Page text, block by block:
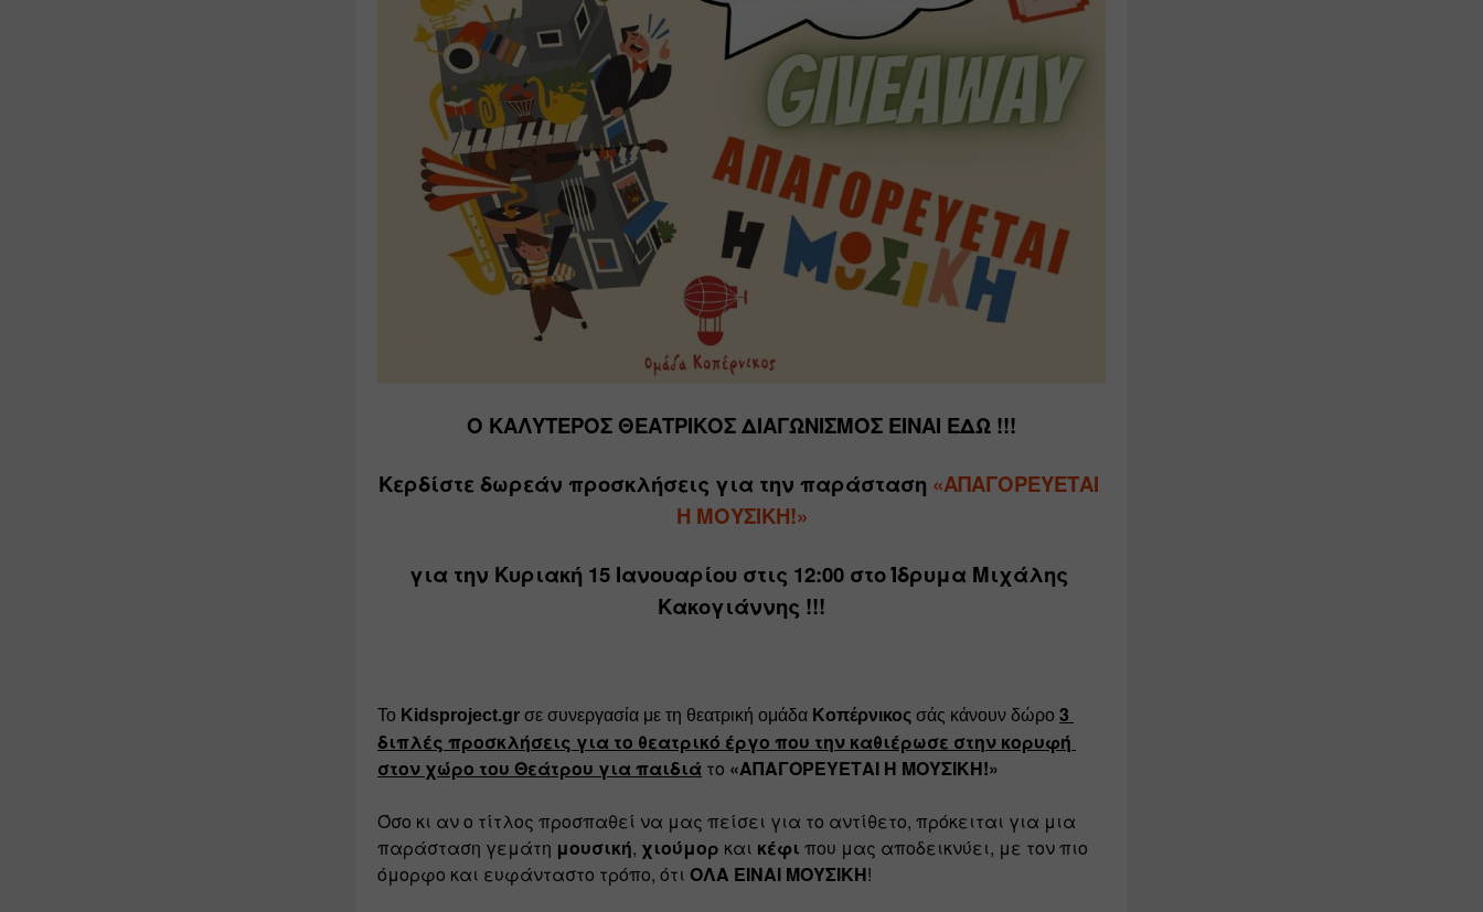
Ο ΚΑΛΥΤΕΡΟΣ ΘΕΑΤΡΙΚΟΣ ΔΙΑΓΩΝΙΣΜΟΣ ΕΙΝΑΙ ΕΔΩ !!!
Κερδίστε δωρεάν προσκλήσεις για την παράσταση «ΑΠΑΓΟΡΕΥΕΤΑΙ
Η ΜΟΥΣΙΚΗ!»
για την Κυριακή 15 Ιανουαρίου στις 12:00 στο Ίδρυμα Μιχάλης
Κακογιάννης !!!
Το Kidsproject.gr σε συνεργασία με τη θεατρική ομάδα Κοπέρνικος σάς κάνουν δώρο 3
διπλές προσκλήσεις για το θεατρικό έργο που την καθιέρωσε στην κορυφή
στον χώρο του Θεάτρου για παιδιά το «ΑΠΑΓΟΡΕΥΕΤΑΙ Η ΜΟΥΣΙΚΗ!»
Όσο κι αν ο τίτλος προσπαθεί να μας πείσει για το αντίθετο, πρόκειται για μια
παράσταση γεμάτη μουσική, χιούμορ και κέφι που μας αποδεικνύει, με τον πιο
όμορφο και ευφάνταστο τρόπο, ότι ΟΛΑ ΕΙΝΑΙ ΜΟΥΣΙΚΗ!